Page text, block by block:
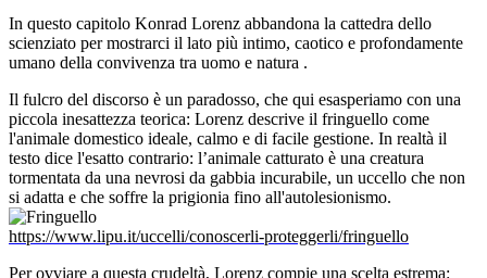
In questo capitolo Konrad Lorenz abbandona la cattedra dello
scienziato per mostrarci il lato più intimo, caotico e profondamente
umano della convivenza tra uomo e natura .
Il fulcro del discorso è un paradosso, che qui esasperiamo con una
piccola inesattezza teorica: Lorenz descrive il fringuello come
l'animale domestico ideale, calmo e di facile gestione. In realtà il
testo dice l'esatto contrario: l’animale catturato è una creatura
tormentata da una nevrosi da gabbia incurabile, un uccello che non
si adatta e che soffre la prigionia fino all'autolesionismo.
https://www.lipu.it/uccelli/conoscerli-proteggerli/fringuello
Per ovviare a questa crudeltà, Lorenz compie una scelta estrema: